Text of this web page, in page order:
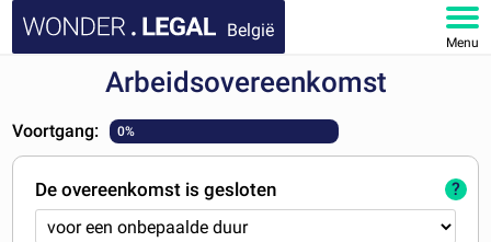
België
Menu
DOCUMENTEN
FAQ
Arbeidsovereenkomst
Voortgang: 0%
De overeenkomst is gesloten ?